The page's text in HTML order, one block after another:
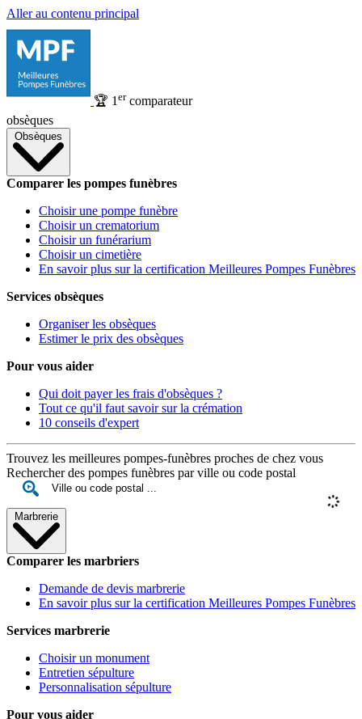
Aller au contenu principal
🏆 1 ercomparateur
obsèques
Obsèques
Comparer les pompes funèbres
Choisir une pompe funèbre
Choisir un crematorium
Choisir un funérarium
Choisir un cimetière
En savoir plus sur la certification Meilleures Pompes Funèbres
Services obsèques
Organiser les obsèques
Estimer le prix des obsèques
Pour vous aider
Qui doit payer les frais d'obsèques ?
Tout ce qu'il faut savoir sur la crémation
10 conseils d'expert
Trouvez les meilleures pompes-funèbres proches de chez vous
Rechercher des pompes funèbres par ville ou code postal
Marbrerie
Comparer les marbriers
Demande de devis marbrerie
En savoir plus sur la certification Meilleures Pompes Funèbres
Services marbrerie
Choisir un monument
Entretien sépulture
Personnalisation sépulture
Pour vous aider